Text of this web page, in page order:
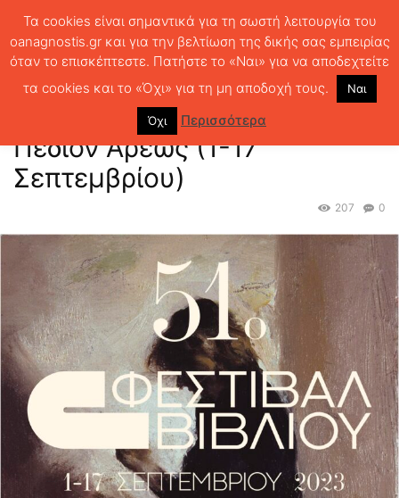
To Φεστιβάλ Βιβλίου στο Πεδίον Άρεως (1-
17 Σεπτεμβρίου)
To Φεστιβάλ Βιβλίου στο
Πεδίον Άρεως (1-17
Σεπτεμβρίου)
0
207
Τα cookies είναι σημαντικά για τη σωστή λειτουργία του
oanagnostis.gr και για την βελτίωση της δικής σας εμπειρίας
όταν το επισκέπτεστε. Πατήστε το «Ναι» για να αποδεχτείτε
τα cookies και το «Όχι» για τη μη αποδοχή τους.
Ναι
Όχι Περισσότερα